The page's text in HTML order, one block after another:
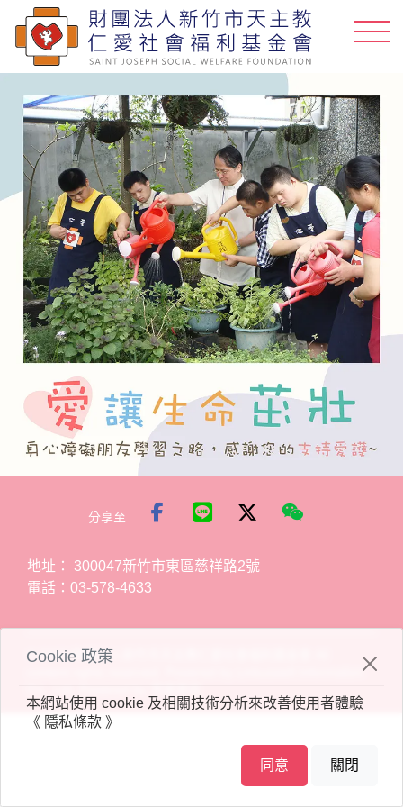
Cookie 政策
本網站使用 cookie 及相關技術分析來改善使用者體驗
《 隱私條款 》
同意 關閉
分享至
地址： 300047新竹市東區慈祥路2號
電話： 03-578-4633
© 2023 財團法人新竹市天主教仁愛社會福利基金會 All
content rights reserved. Powered by Linkuswell Information